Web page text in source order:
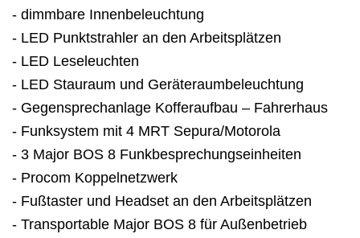
- dimmbare Innenbeleuchtung
- LED Punktstrahler an den Arbeitsplätzen
- LED Leseleuchten
- LED Stauraum und Geräteraumbeleuchtung
- Gegensprechanlage Kofferaufbau – Fahrerhaus
- Funksystem mit 4 MRT Sepura/Motorola
- 3 Major BOS 8 Funkbesprechungseinheiten
- Procom Koppelnetzwerk
- Fußtaster und Headset an den Arbeitsplätzen
- Transportable Major BOS 8 für Außenbetrieb